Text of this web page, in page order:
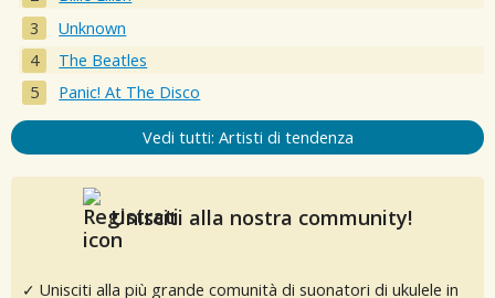
Unknown
The Beatles
Panic! At The Disco
Vedi tutti: Artisti di tendenza
Unisciti alla nostra community!
✓ Unisciti alla più grande comunità di suonatori di ukulele in